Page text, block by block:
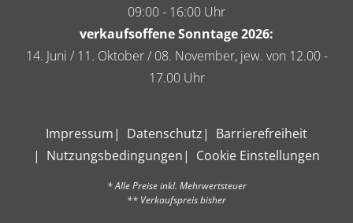
09:00 - 16:00 Uhr
verkaufsoffene Sonntage 2026:
14. Juni / 11. Oktober / 08. November, jew. von 12.00 -
17.00 Uhr
Impressum Datenschutz
Barrierefreiheit
Nutzungsbedingungen
Cookie Einstellungen
* Alle Preise inkl. Mehrwertsteuer
** Verkaufspreis bisher